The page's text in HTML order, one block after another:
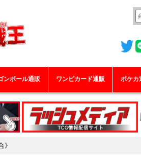
ンボール通販 ワンピカード通販 ポケカ
》